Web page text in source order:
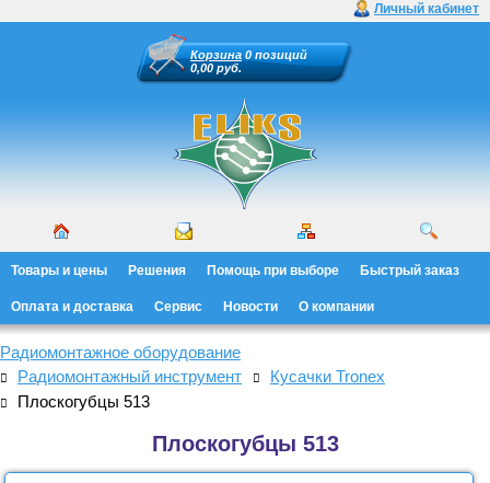
Личный кабинет
Корзина 0 позиций
0,00 руб.
Товары и цены Решения Помощь при выборе Быстрый заказ
Оплата и доставка Сервис Новости О компании
Радиомонтажное оборудование
Радиомонтажный инструмент
Кусачки Tronex
Плоскогубцы 513
Плоскогубцы 513